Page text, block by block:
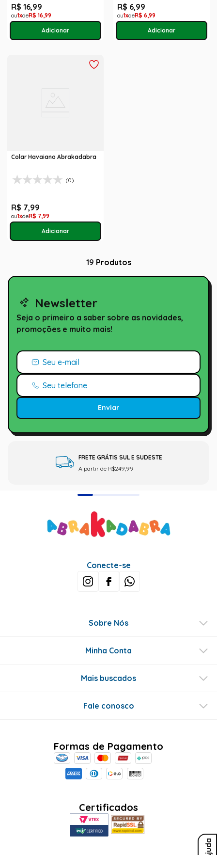
R$ 16,99
1 R$ 16,99
R$ 6,99
1 R$ 6,99
Colar Havaiano Abrakadabra
(0)
R$ 7,99
1 R$ 7,99
19 Produtos
Newsletter
Seja o primeiro a saber sobre as novidades,
promoções e muito mais!
Enviar
Ajuda
FRETE GRÁTIS SUL E SUDESTE
A partir de R$249,99
Conecte-se
Sobre Nós
Minha Conta
Mais buscados
Fale conosco
Formas de Pagamento
Certificados